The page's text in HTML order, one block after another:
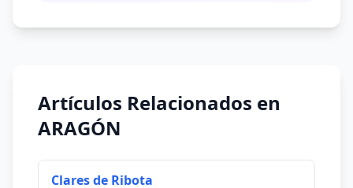
Artículos Relacionados en
ARAGÓN
Clares de Ribota